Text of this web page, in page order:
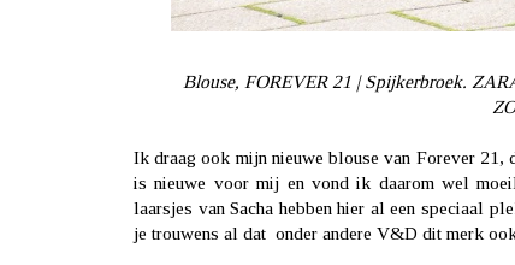
Blouse, FOREVER 21 | Spijkerbroek.
Ik draag ook mijn nieuwe blouse van Forever 21,
is nieuwe voor mij en vond ik daarom wel
laarsjes vanSacha hebbenhier al een speciaal
je trouwens al dat onder andere V&D dit merk